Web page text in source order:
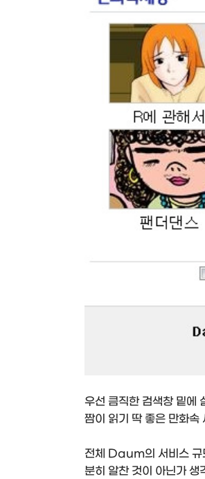
우선 큼직한 검색창 밑
짬이 읽기 딱 좋은 만화속
전체 Daum의 서비스 규
분히 알찬 것이 아닌가 생